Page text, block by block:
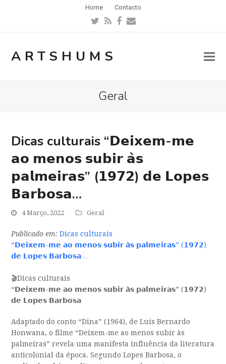
Home Contacto
Twitter
RSSFacebook
Email
ARTSHUMS
Geral
Dicas culturais “𝗗𝗲𝗶𝘅𝗲𝗺-𝗺𝗲
𝗮𝗼 𝗺𝗲𝗻𝗼𝘀 𝘀𝘂𝗯𝗶𝗿 𝗮̀𝘀
𝗽𝗮𝗹𝗺𝗲𝗶𝗿𝗮𝘀” (𝟭𝟵𝟳𝟮) 𝗱𝗲 𝗟𝗼𝗽𝗲𝘀
𝗕𝗮𝗿𝗯𝗼𝘀𝗮…
4 Março, 2022 Geral
Publicado em: Dicas culturais
“𝗗𝗲𝗶𝘅𝗲𝗺-𝗺𝗲 𝗮𝗼 𝗺𝗲𝗻𝗼𝘀 𝘀𝘂𝗯𝗶𝗿 𝗮̀𝘀 𝗽𝗮𝗹𝗺𝗲𝗶𝗿𝗮𝘀” (𝟭𝟵𝟳𝟮)
𝗱𝗲 𝗟𝗼𝗽𝗲𝘀 𝗕𝗮𝗿𝗯𝗼𝘀𝗮…
🎬Dicas culturais
“𝗗𝗲𝗶𝘅𝗲𝗺-𝗺𝗲 𝗮𝗼 𝗺𝗲𝗻𝗼𝘀 𝘀𝘂𝗯𝗶𝗿 𝗮̀𝘀 𝗽𝗮𝗹𝗺𝗲𝗶𝗿𝗮𝘀” (𝟭𝟵𝟳𝟮)
𝗱𝗲 𝗟𝗼𝗽𝗲𝘀 𝗕𝗮𝗿𝗯𝗼𝘀𝗮
Adaptado do conto “Dina” (1964), de Luís Bernardo
Honwana, o filme “Deixem-me ao menos subir às
palmeiras” revela uma manifesta influência da literatura
anticolonial da época. Segundo Lopes Barbosa, o